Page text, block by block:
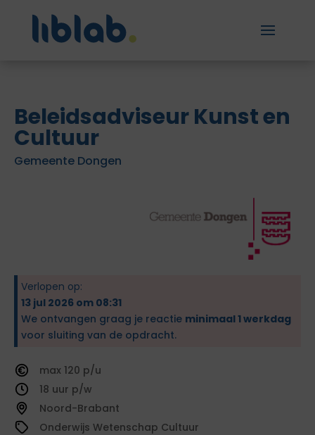
Beleidsadviseur Kunst en
Cultuur
Gemeente Dongen
Verlopen op:
13 jul 2026 om 08:31
We ontvangen graag je reactie minimaal 1 werkdag
voor sluiting van de opdracht.
120
18
Noord-Brabant
Onderwijs Wetenschap Cultuur